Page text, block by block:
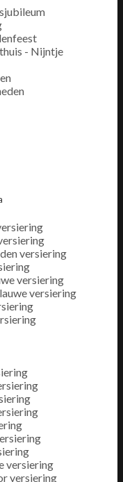
- Nijntje
versiering
versiering
versiering
versiering
versiering